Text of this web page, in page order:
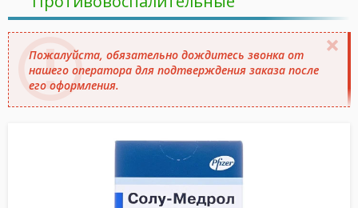
Пожалуйста, обязательно дождитесь звонка от
нашего оператора для подтверждения заказа после
его оформления.